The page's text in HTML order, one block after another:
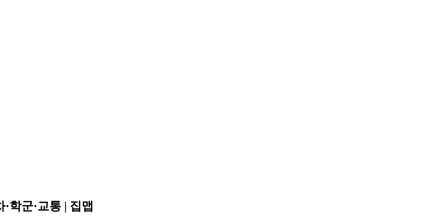
학군·교통 | 집맵